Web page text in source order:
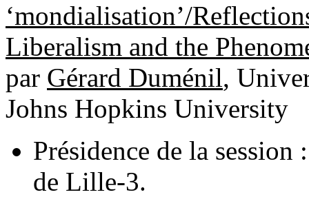
‘mondialisation’/
Liberalism and the
par Gérard Duménil,
Johns Hopkins University
Présidence de la
de Lille-3.